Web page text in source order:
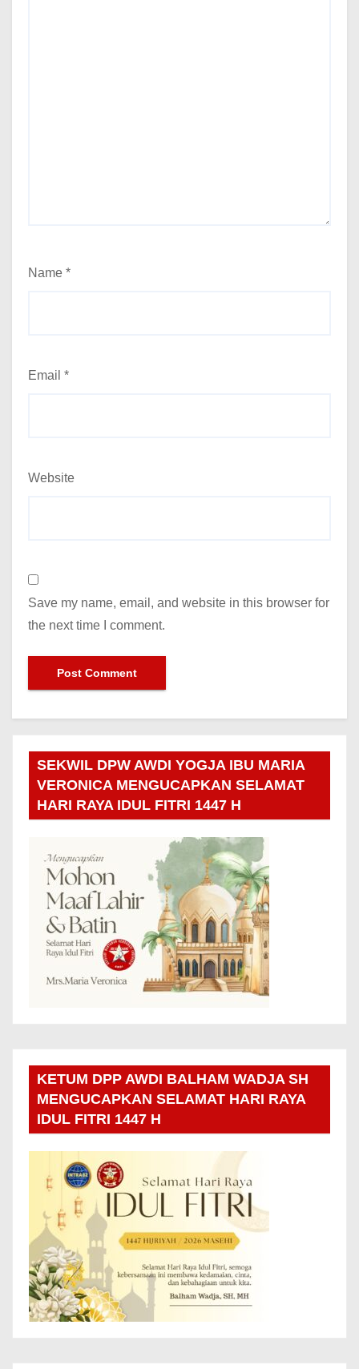
Name *
Email *
Website
Save my name, email, and website in this browser for
the next time I comment.
SEKWIL DPW AWDI YOGJA IBU MARIA
VERONICA MENGUCAPKAN SELAMAT
HARI RAYA IDUL FITRI 1447 H
KETUM DPP AWDI BALHAM WADJA SH
MENGUCAPKAN SELAMAT HARI RAYA
IDUL FITRI 1447 H